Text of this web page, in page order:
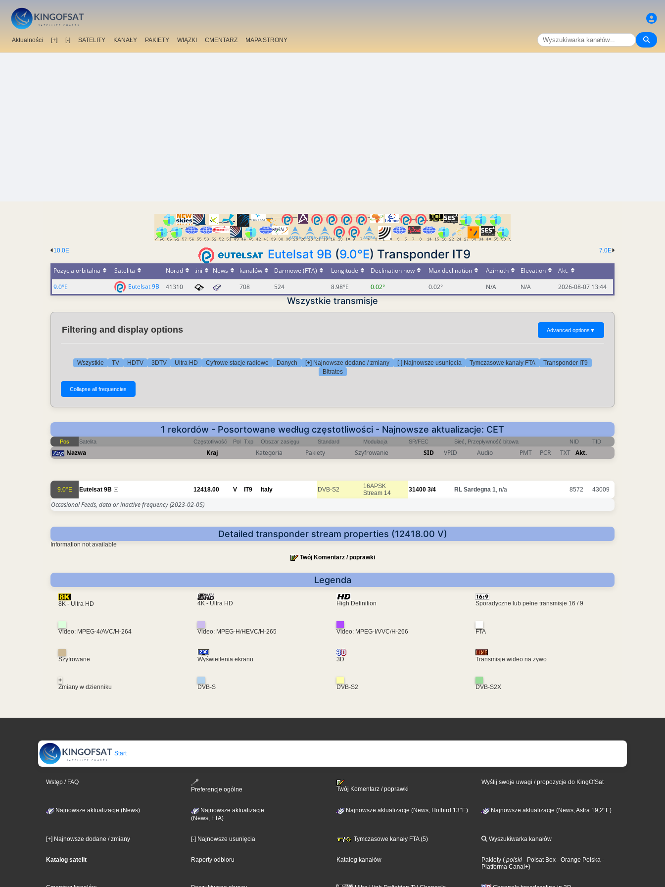
Aktualności [+] [-] SATELITY KANAŁY PAKIETY WIĄZKI CMENTARZ MAPA STRONY
7.0E
10.0E Eutelsat 9B (9.0°E) Transponder IT9
Pozycja orbitalna Satelita Norad .ini News kanałów Darmowe (FTA) Longitude Declination now Max declination Azimuth Elevation
Akt.
9.0°E
Eutelsat 9B 41310 708 524 8.98°E 0.02° 0.02° N/A N/A 2026-08-07 13:44
Wszystkie transmisje
Filtering and display options Advanced options ▼
Wszystkie TV HDTV 3DTV Ultra HD Cyfrowe stacje radiowe Danych [+] Najnowsze dodane / zmiany [-] Najnowsze usunięcia Tymczasowe kanały FTA
Transponder IT9
Bitrates
1 rekordów - Posortowane według częstotliwości - Najnowsze aktualizacje: CET
Pos Satelita Częstotliwość Pol Txp Obszar zasięgu Standard Modulacja SR/FEC Sieć, Przepływność bitowa NID TID
Nazwa Kraj Kategoria Pakiety Szyfrowanie SID VPID Audio PMT PCR TXT Akt.
9.0°E Eutelsat 9B 12418.00 V IT9 Italy DVB-S2
16APSK
Stream 14
31400 3/4 RL Sardegna 1 , n/a 8572 43009
Occasional Feeds, data or inactive frequency(2023-02-05)
Detailed transponder stream properties (12418.00 V)
Information not available
Twój Komentarz / poprawki
Legenda
8K - Ultra HD 4K - Ultra HD High Definition Sporadyczne lub pełne transmisje 16 / 9
Video: MPEG-4/AVC/H-264 Video: MPEG-H/HEVC/H-265 Video: MPEG-I/VVC/H-266 FTA
Szyfrowane Wyświetlenia ekranu 3D Transmisje wideo na żywo
+
Zmiany w dzienniku
DVB-S DVB-S2 DVB-S2X
Start
Wstęp / FAQ
Preferencje ogólne
Twój Komentarz / poprawki
Wyślij swoje uwagi / propozycje do KingOfSat
Najnowsze aktualizacje (News)
Najnowsze aktualizacje
(News, FTA)
Najnowsze aktualizacje (News, Hotbird 13°E) Najnowsze aktualizacje (News, Astra 19,2°E)
[+] Najnowsze dodane / zmiany [-] Najnowsze usunięcia Tymczasowe kanały FTA (5) Wyszukiwarka kanałów
Katalog satelit Raporty odbioru Katalog kanałów Pakiety ( polski - Polsat Box - Orange Polska -
Platforma Canal+)